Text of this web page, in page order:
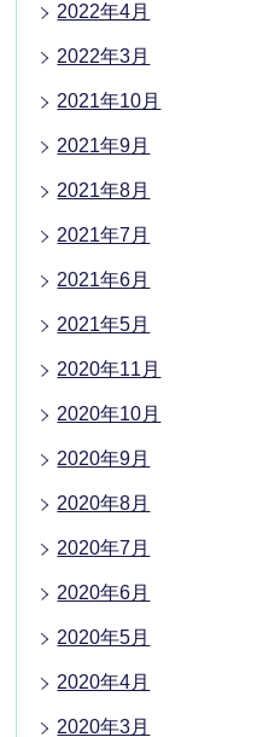
2022年4月
2022年3月
2021年10月
2021年9月
2021年8月
2021年7月
2021年6月
2021年5月
2020年11月
2020年10月
2020年9月
2020年8月
2020年7月
2020年6月
2020年5月
2020年4月
2020年3月